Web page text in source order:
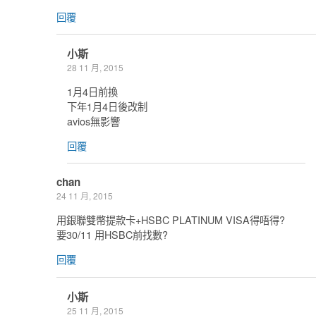
回覆
小斯
28 11 月, 2015
1月4日前換
下年1月4日後改制
avios無影響
回覆
chan
24 11 月, 2015
用銀聯雙幣提款卡+HSBC PLATINUM VISA得唔得?
要30/11 用HSBC前找數?
回覆
小斯
25 11 月, 2015